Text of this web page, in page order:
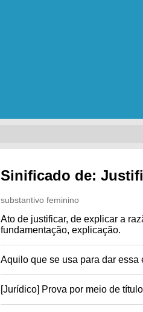
Sinificado de:
substantivo feminino
Ato de justificar, de explicar a
fundamentação, explicação.
Aquilo que se usa para dar
[Jurídico] Prova por meio de